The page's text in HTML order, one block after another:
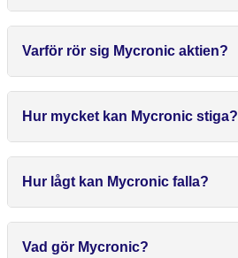
Varför rör sig Mycronic aktien?
Hur mycket kan Mycronic stiga?
Hur lågt kan Mycronic falla?
Vad gör Mycronic?